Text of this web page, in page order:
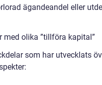
ägandeandel eller
olika ”tillföra kapital”
som har utvecklats